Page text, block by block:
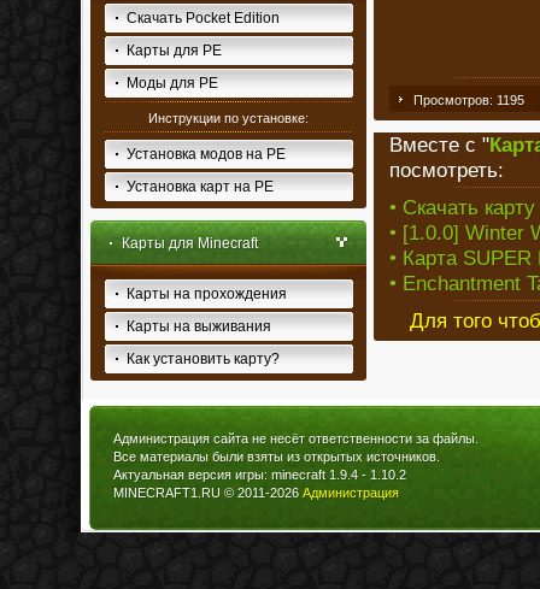
Скачать Pocket Edition
Карты для PE
Моды для PE
Инструкции по установке:
Установка модов на PE
Установка карт на PE
Карты для Minecraft
Карты на прохождения
Карты на выживания
Как установить карту?
Просмотров: 1195
Вместе с "
посмотреть:
• Скачать
• [1.0.0] Winter
• Карта
• Enchantment
Для того
Администрация сайта не несёт ответственности за файлы.
Все материалы были взяты из открытых источников.
Актуальная версия игры: minecraft 1.9.4 - 1.10.2
MINECRAFT1.RU © 2011-2026 Администрация